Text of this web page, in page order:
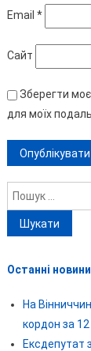
Email *
Сайт
Зберегти
для моїх
Пошук:
Останні новини
На
кордон за
Ексдепутат